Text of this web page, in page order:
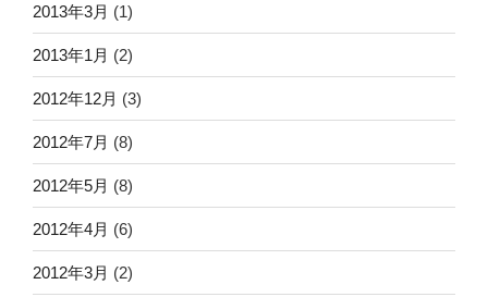
2013年3月 (1)
2013年1月 (2)
2012年12月 (3)
2012年7月 (8)
2012年5月 (8)
2012年4月 (6)
2012年3月 (2)